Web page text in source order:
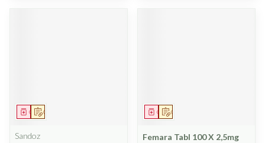
Op voorschrift
Geneesmiddel
Sandoz
Op voorschrift
Geneesmiddel
Femara Tabl 100 X 2,5mg